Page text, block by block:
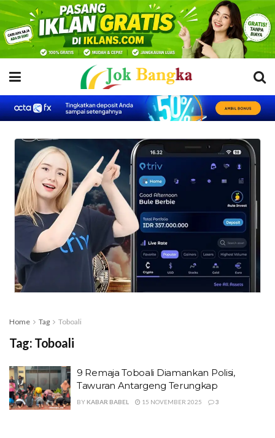
Home Tag Toboali
Tag: Toboali
9 Remaja Toboali Diamankan Polisi,
Tawuran Antargeng Terungkap
BY KABAR BABEL 15 NOVEMBER 2025 3